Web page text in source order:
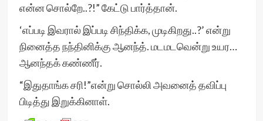
என்ன சொல்றே..?!” கேட்டு பார்த்தான்.
‘எப்படி இவரால் இப்படி சிந்திக்க, முடிகிறது..?’ என்று
நினைத்த நந்தினிக்கு ஆனந்த். மடமடவென்று உயர…
ஆனந்தக் கண்ணீர்.
“இதுதாங்க சரி!”என்று சொல்லி அவனைத் தவிப்பு
பிடித்து இறுக்கினாள்.